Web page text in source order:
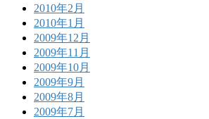
2010年2月
2010年1月
2009年12月
2009年11月
2009年10月
2009年9月
2009年8月
2009年7月